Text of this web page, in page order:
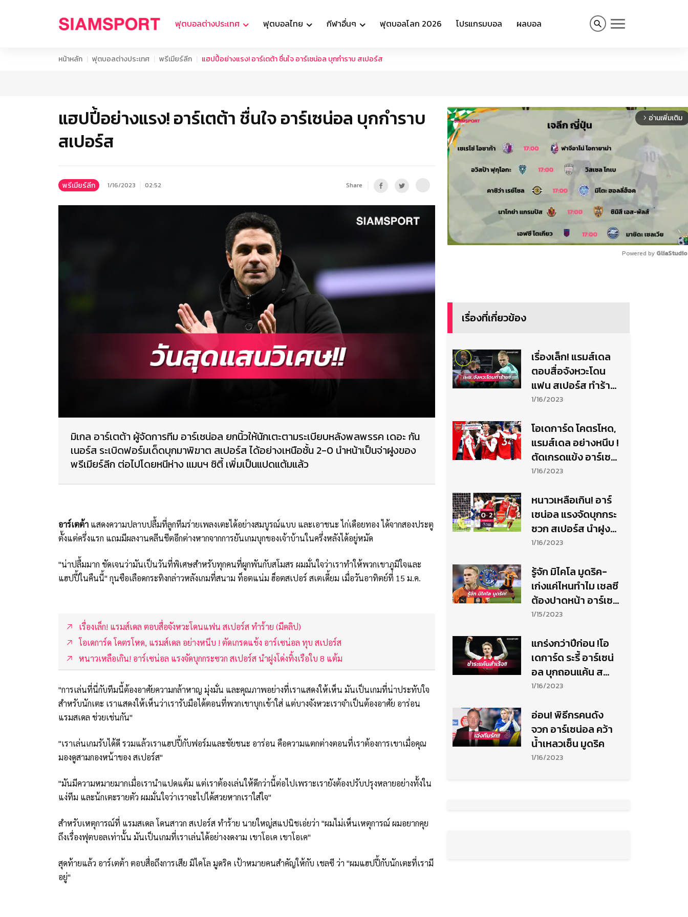
ฟุตบอลต่างประเทศ ฟุตบอลไทย กีฬาอื่นๆ ฟุตบอลโลก 2026 โปรแกรมบอล ผลบอล
หน้าหลัก ฟุตบอลต่างประเทศ พรีเมียร์ลีก แฮปปี้อย่างแรง! อาร์เตต้า ชื่นใจ อาร์เซน่อล บุกกำราบ สเปอร์ส
แฮปปี้อย่างแรง! อาร์เตต้า ชื่นใจ อาร์เซน่อล บุกกำราบ
สเปอร์ส
พรีเมียร์ลีก 1/16/2023 02:52 Share
มิเกล อาร์เตต้า ผู้จัดการทีม อาร์เซน่อล ยกนิ้วให้นักเตะตามระเบียบหลังพลพรรค เดอะ กัน
เนอร์ส ระเบิดฟอร์มเด็ดบุกมาพิฆาต สเปอร์ส ได้อย่างเหนือชั้น 2-0 นำหน้าเป็นจ่าฝูงของ
พรีเมียร์ลีก ต่อไปโดยหนีห่าง แมนฯ ซิตี้ เพิ่มเป็นแปดแต้มแล้ว
อาร์เตต้า แสดงความปลาบปลื้มที่ลูกทีมร่ายเพลงเตะได้อย่างสมบูรณ์แบบ และเอาชนะ ไก่เดือยทอง ได้จากสองประตู
ตั้งแต่ครึ่งแรก แถมมีผลงานคลีนชีตอีกต่างหากจากการยันเกมบุกของเจ้าบ้านในครึ่งหลังได้อยู่หมัด
"น่าปลื้มมาก ชัดเจนว่ามันเป็นวันที่พิเศษสำหรับทุกคนที่ผูกพันกับสโมสร ผมมั่นใจว่าเราทำให้พวกเขาภูมิใจและ
แฮปปี้ในคืนนี้" กุนซือเลือดกระทิงกล่าวหลังเกมที่สนาม ท็อตแน่ม ฮ็อตสเปอร์ สเตเดี้ยม เมื่อวันอาทิตย์ที่ 15 ม.ค.
เรื่องเล็ก! แรมส์เดล ตอบสื่อจังหวะโดนแฟน สเปอร์ส ทำร้าย (มีคลิป)
โอเดการ์ด โคตรโหด, แรมส์เดล อย่างหนึบ ! ตัดเกรดแข้ง อาร์เซน่อล ทุบ สเปอร์ส
หนาวเหลือเกิน! อาร์เซน่อล แรงจัดบุกกระซวก สเปอร์ส นำฝูงโด่งทิ้งเรือใบ 8 แต้ม
"การเล่นที่นี่กับทีมนี้ต้องอาศัยความกล้าหาญ มุ่งมั่น และคุณภาพอย่างที่เราแสดงให้เห็น มันเป็นเกมที่น่าประทับใจ
สำหรับนักเตะ เราแสดงให้เห็นว่าเรารับมือได้ตอนที่พวกเขาบุกเข้าใส่ แต่บางจังหวะเราจำเป็นต้องอาศัย อาร่อน
แรมสเดล ช่วยเช่นกัน"
"เราเล่นเกมรับได้ดี รวมแล้วเราแฮปปี้กับฟอร์มและชัยชนะ อาร่อน คือความแตกต่างตอนที่เราต้องการเขาเมื่อคุณ
มองดูสามกองหน้าของ สเปอร์ส"
"มันมีความหมายมากเมื่อเรานำแปดแต้ม แต่เราต้องเล่นให้ดีกว่านี้ต่อไปเพราะเรายังต้องปรับปรุงหลายอย่างทั้งใน
แง่ทีม และน้กเตะรายตัว ผมมั่นใจว่าเราจะไปได้สวยหากเราใส่ใจ"
สำหรับเหตุการณ์ที่ แรมสเดล โดนสาวก สเปอร์ส ทำร้าย นายใหญ่สแปนิชเอ่ยว่า "ผมไม่เห็นเหตุการณ์ ผมอยากคุย
ถึงเรื่องฟุตบอลเท่านั้น มันเป็นเกมที่เราเล่นได้อย่างงดงาม เขาโอเค เขาโอเค"
สุดท้ายแล้ว อาร์เตต้า ตอบสื่อถึงการเสีย มิไคโล มูดริค เป้าหมายคนสำคัญให้กับ เชลซี ว่า "ผมแฮปปี้กับนักเตะที่เรามี
อยู่"
arrow_forward_ios อ่านเพิ่มเติม
Powered by
เรื่องที่เกี่ยวข้อง
เรื่องเล็ก! แรมส์เดล
ตอบสื่อจังหวะโดน
แฟน สเปอร์ส ทำร้าย
(มีคลิป)
1/16/2023
โอเดการ์ด โคตรโหด,
แรมส์เดล อย่างหนึบ !
ตัดเกรดแข้ง อาร์เซน่
อล ทุบ สเปอร์ส
1/16/2023
หนาวเหลือเกิน! อาร์
เซน่อล แรงจัดบุกกระ
ซวก สเปอร์ส นำฝูง
โด่งทิ้งเรือใบ 8 แต้ม
1/16/2023
รู้จัก มิไคโล มูดริค-
เก่งแค่ไหนทำไม เชลซี
ต้องปาดหน้า อาร์เซน่
อล
1/15/2023
แกร่งกว่าปีก่อน !โอ
เดการ์ด ระรี้ อาร์เซน่
อล บุกถอนแค้น ส
เปอร์ส
1/16/2023
อ่อน! พิธีกรคนดัง
จวก อาร์เซน่อล คว้า
น้ำเหลวเซ็น มูดริค
1/16/2023